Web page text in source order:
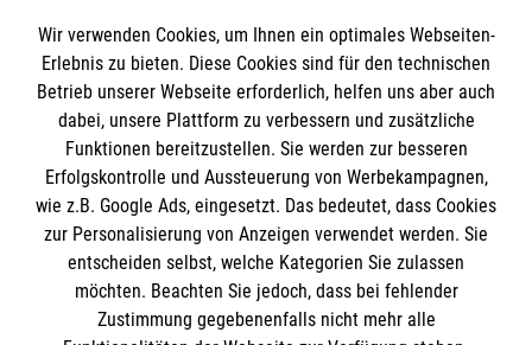
Informationen
Impressum
Datenschutz
Kontakt
Barrierefreiheit
Die Malteser
Malteser in Deutschland
Wir verwenden Cookies, um Ihnen ein optimales Webseiten-
Erlebnis zu bieten. Diese Cookies sind für den technischen
Betrieb unserer Webseite erforderlich, helfen uns aber auch
dabei, unsere Plattform zu verbessern und zusätzliche
Funktionen bereitzustellen. Sie werden zur besseren
Erfolgskontrolle und Aussteuerung von Werbekampagnen,
wie z.B. Google Ads, eingesetzt. Das bedeutet, dass Cookies
zur Personalisierung von Anzeigen verwendet werden. Sie
entscheiden selbst, welche Kategorien Sie zulassen
möchten. Beachten Sie jedoch, dass bei fehlender
Zustimmung gegebenenfalls nicht mehr alle